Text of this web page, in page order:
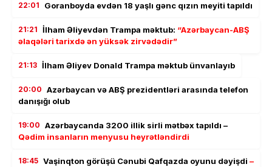
22:01 Goranboyda evdən 18 yaşlı gənc qızın meyiti tapıldı
21:21 İlham Əliyevdən Trampa məktub: “Azərbaycan-ABŞ
əlaqələri tarixdə ən yüksək zirvədədir”
21:13 İlham Əliyev Donald Trampa məktub ünvanlayıb
20:00 Azərbaycan və ABŞ prezidentləri arasında telefon
danışığı olub
19:00 Azərbaycanda 3200 illik sirli mətbəx tapıldı –
Qədim insanların menyusu heyrətləndirdi
18:45 Vaşinqton görüşü Cənubi Qafqazda oyunu dəyişdi –